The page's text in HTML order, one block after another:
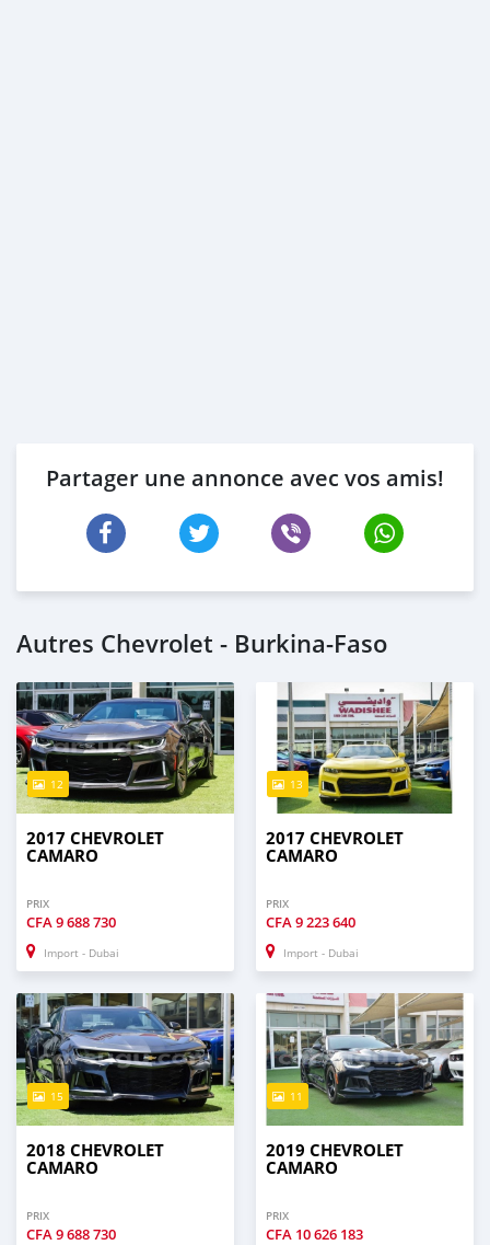
Partager une annonce avec vos amis!
Autres Chevrolet - Burkina-Faso
12
2017 CHEVROLET
CAMARO
PRIX
CFA9 688 730
Import - Dubai
13
2017 CHEVROLET
CAMARO
PRIX
CFA9 223 640
Import - Dubai
15
2018 CHEVROLET
CAMARO
PRIX
CFA 9 688 730
11
2019 CHEVROLET
CAMARO
PRIX
CFA 10 626 183